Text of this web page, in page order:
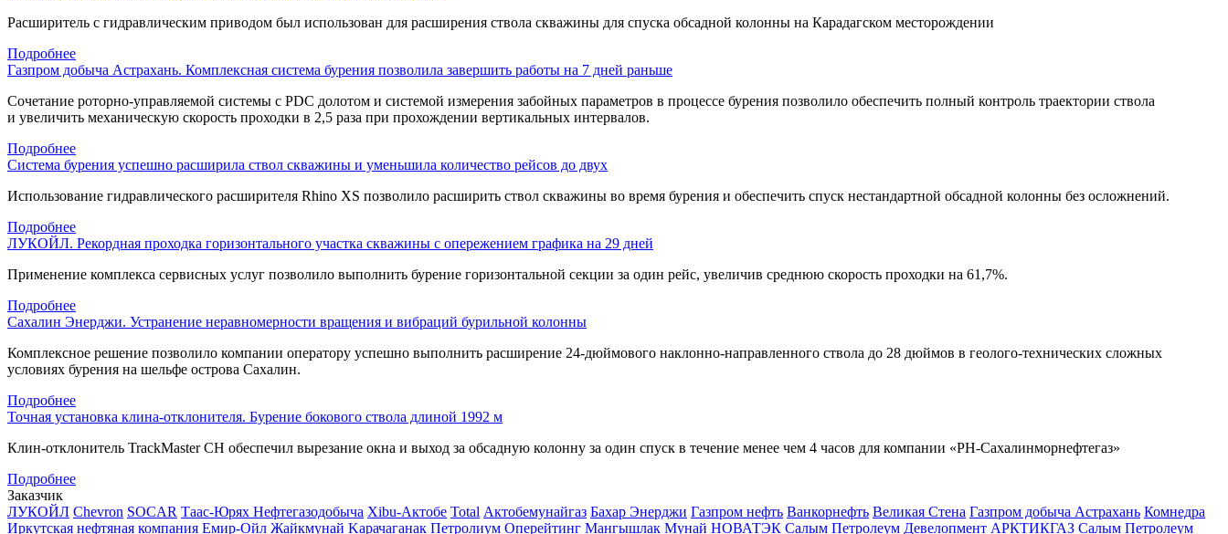
Расширитель с гидравлическим приводом был использован для расширения ствола скважины для спуска обсадной колонны на Карадагском месторождении
Подробнее
Газпром добыча Астрахань. Комплексная система бурения позволила завершить работы на 7 дней раньше
Сочетание роторно-управляемой системы с PDC долотом и системой измерения забойных параметров в процессе бурения позволило обеспечить полный контроль траектории ствола
и увеличить механическую скорость проходки в 2,5 раза при прохождении вертикальных интервалов.
Подробнее
Система бурения успешно расширила ствол скважины и уменьшила количество рейсов до двух
Использование гидравлического расширителя Rhino XS позволило расширить ствол скважины во время бурения и обеспечить спуск нестандартной обсадной колонны без осложнений.
Подробнее
ЛУКОЙЛ. Рекордная проходка горизонтального участка скважины с опережением графика на 29 дней
Применение комплекса сервисных услуг позволило выполнить бурение горизонтальной секции за один рейс, увеличив среднюю скорость проходки на 61,7%.
Подробнее
Сахалин Энерджи. Устранение неравномерности вращения и вибраций бурильной колонны
Комплексное решение позволило компании оператору успешно выполнить расширение 24-дюймового наклонно-направленного ствола до 28 дюймов в геолого-технических сложных
условиях бурения на шельфе острова Сахалин.
Подробнее
Точная установка клина-отклонителя. Бурение бокового ствола длиной 1992 м
Клин-отклонитель TrackMaster CH обеспечил вырезание окна и выход за обсадную колонну за один спуск в течение менее чем 4 часов для компании «РН-Сахалинморнефтегаз»
Подробнее
Заказчик
ЛУКОЙЛ Chevron SOCAR Таас-Юрях Нефтегазодобыча Xibu-Актобе Total Актобемунайгаз Бахар Энерджи Газпром нефть Ванкорнефть Великая Стена Газпром добыча Астрахань Комнедра
Иркутская нефтяная компания Емир-Ойл Жайкмунай Kарачаганак Петролиум Оперейтинг Мангышлак Мунай НОВАТЭК Салым Петролеум Девелопмент АРКТИКГАЗ Салым Петролеум